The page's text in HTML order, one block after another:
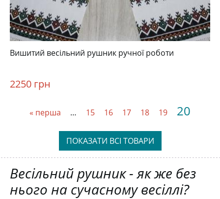
Вишитий весільний рушник ручної роботи
2250 грн
Перша
« перша … Сторінка
15 Сторінка
16 Сторінка
17 Сторінка
18 Сторінка
19 20
ПОКАЗАТИ ВСІ ТОВАРИ
Весільний рушник - як же без
нього на сучасному весіллі?